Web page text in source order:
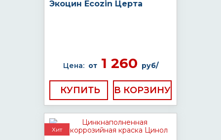
Экоцин Ecozin Церта
Цена: от1 260 руб/
КУПИТЬ
Хит